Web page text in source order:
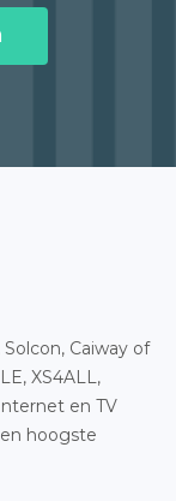
Caiway of
XS4ALL,
en TV
hoogste